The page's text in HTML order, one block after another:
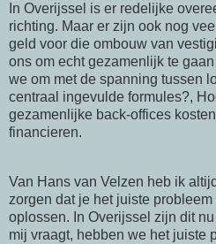
In Overijssel is er redelijke
richting. Maar er zijn ook nog
geld voor die ombouw van
ons om echt gezamenlijk te
we om met de spanning tussen
centraal ingevulde formules?,
gezamenlijke back-offices
financieren.
Van Hans van Velzen heb ik
zorgen dat je het juiste
oplossen. In Overijssel zijn dit
mij vraagt, hebben we het juiste